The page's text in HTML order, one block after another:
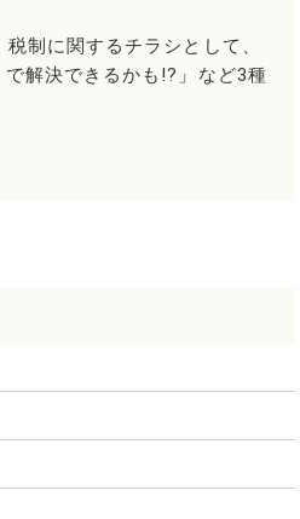
制に関するチラシとして、
で解決できるかも!?」など3種